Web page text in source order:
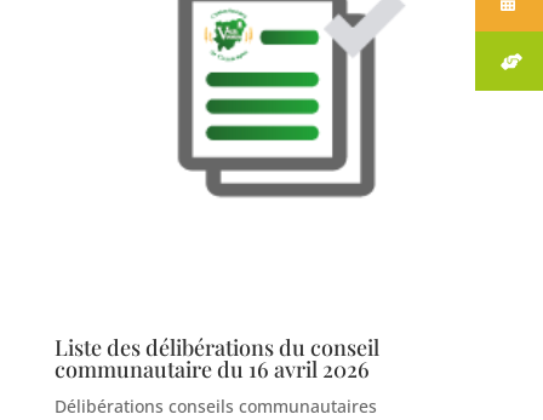
Liste des délibérations du conseil
communautaire du 16 avril 2026
Délibérations conseils communautaires